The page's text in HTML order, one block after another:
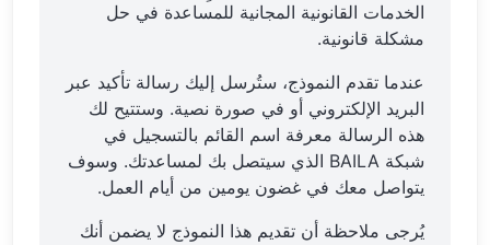
الخدمات القانونية المجانية للمساعدة في حل
مشكلة قانونية.
عندما تقدم النموذج، ستُرسل إليك رسالة تأكيد عبر
البريد الإلكتروني أو في صورة نصية. وستتيح لك
هذه الرسالة معرفة اسم القائم بالتسجيل في
شبكة BAILA الذي سيتصل بك لمساعدتك. وسوف
يتواصل معك في غضون يومين من أيام العمل.
يُرجى ملاحظة أن تقديم هذا النموذج لا يضمن أنك